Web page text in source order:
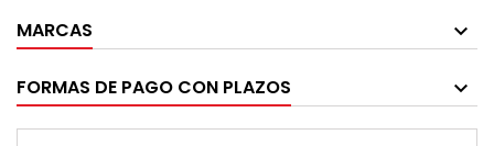
MARCAS
FORMAS DE PAGO CON PLAZOS